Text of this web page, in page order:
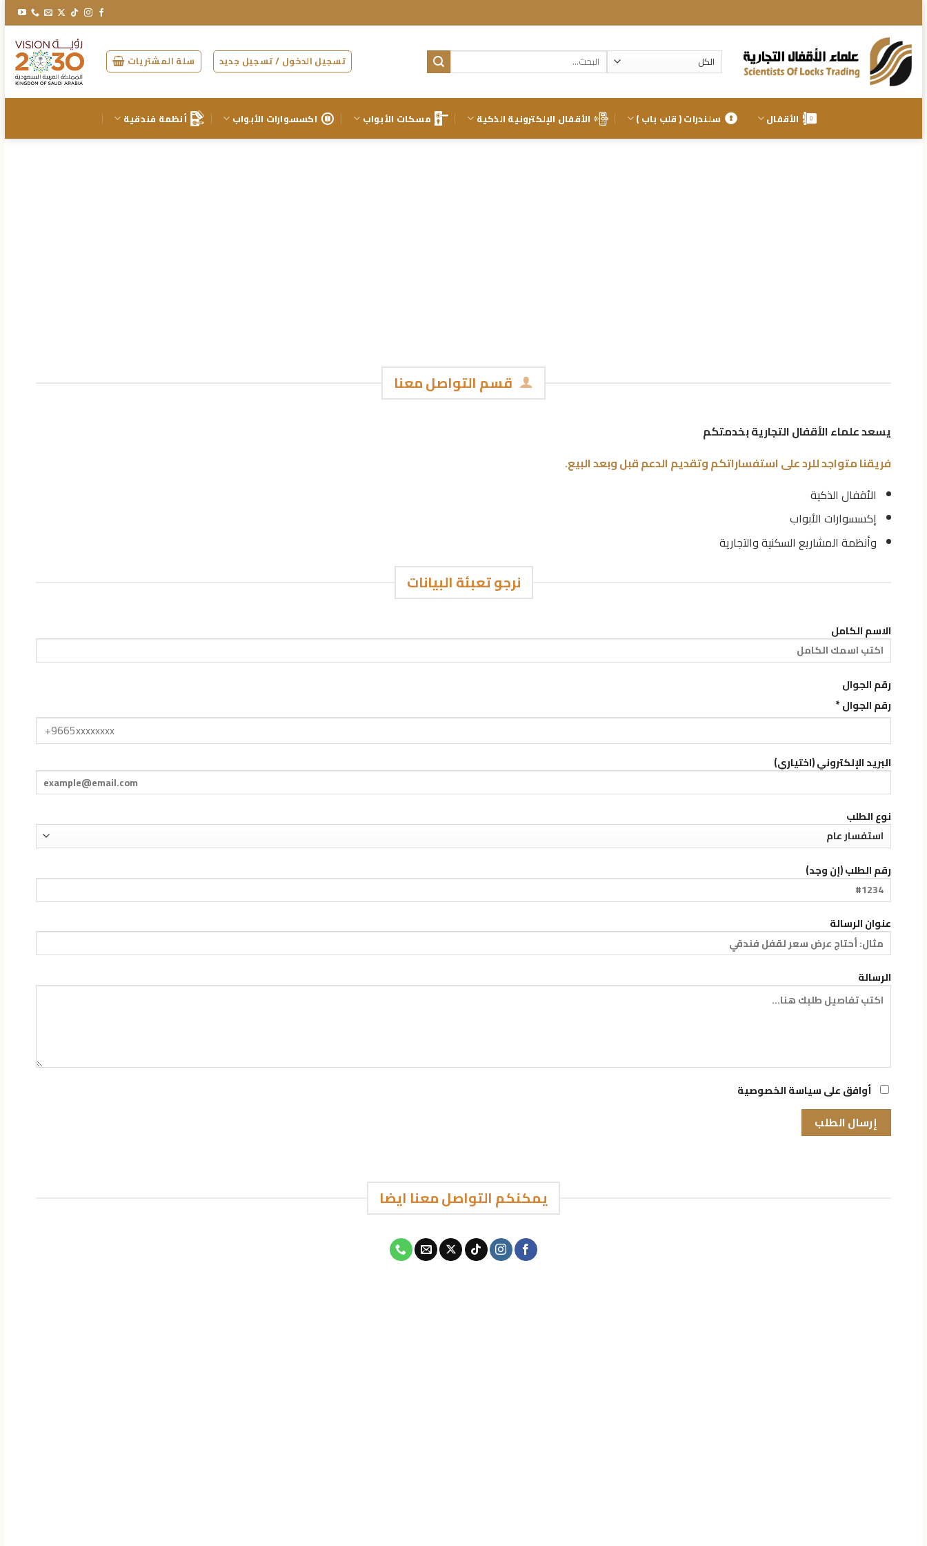
للمحتوى
البحث
عن:
تسجيل الدخول / تسجيل جديد سلة المشتريات
الأقفال سلندرات ( قلب باب ) الأقفال الإلكترونية الذكية مسكات الأبواب اكسسوارات الأبواب أنظمة فندقية
قسم التواصل معنا
يسعد علماء الأقفال التجارية بخدمتكم
فريقنا متواجد للرد على استفساراتكم وتقديم الدعم قبل وبعد البيع.
الأقفال الذكية
إكسسوارات الأبواب
وأنظمة المشاريع السكنية والتجارية
نرجو تعبئة البيانات
الاسم الكامل
رقم الجوال
رقم الجوال *
البريد الإلكتروني (اختياري)
نوع الطلب
رقم الطلب (إن وجد)
عنوان الرسالة
الرسالة
أوافق على سياسة الخصوصية
يمكنكم التواصل معنا ايضا